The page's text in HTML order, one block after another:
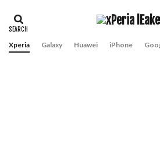
Xperia Galaxy Huawei iPhone